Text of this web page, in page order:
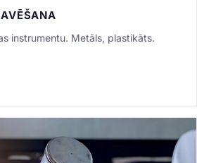
instrumentu. Metāls, plastikāts.